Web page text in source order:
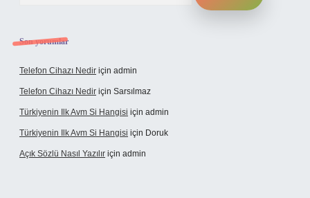
Son yorumlar
Telefon Cihazı Nedir için admin
Telefon Cihazı Nedir için Sarsılmaz
Türkiyenin Ilk Avm Si Hangisi için admin
Türkiyenin Ilk Avm Si Hangisi için Doruk
Açık Sözlü Nasıl Yazılır için admin